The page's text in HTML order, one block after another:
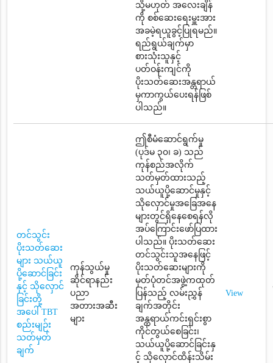
သို့မဟုတ် အလေးချိန်
ကို စစ်ဆေးရေးမှူးအား
အခမဲ့ရယူခွင့်ပြုရမည်။
ရည်ရွယ်ချက်မှာ
စားသုံးသူနှင့်
ပတ်ဝန်းကျင်ကို
ပိုးသတ်ဆေးအန္တရာယ်
မှကာကွယ်ပေးရန်ဖြစ်
ပါသည်။
တင်သွင်း
ပိုးသတ်ဆေး
များ သယ်ယူ
ပို့ဆောင်ခြင်း
နှင့် သိုလှောင်
ခြင်းတို့
အပေါ် TBT
စည်းမျဉ်း
သတ်မှတ်
ချက်
ကုန်သွယ်မှု
ဆိုင်ရာနည်း
ပညာ
အတားအဆီး
များ
ဤစီမံဆောင်ရွက်မှု
(ပုဒ်မ ၃၀၊ ခ) သည်
ကုန်စည်အလိုက်
သတ်မှတ်ထားသည့်
သယ်ယူပို့ဆောင်မှုနှင့်
သိုလှောင်မှုအခြေအနေ
များတွင်ရှိနေစေရန်လို
အပ်ကြောင်းဖော်ပြထား
ပါသည်။ ပိုးသတ်ဆေး
တင်သွင်းသူအနေဖြင့်
ပိုးသတ်ဆေးများကို
မှတ်ပုံတင်အဖွဲ့ကထုတ်
ပြန်သည့် လမ်းညွှန်
ချက်အတိုင်း
အန္တရာယ်ကင်းရှင်းစွာ
ကိုင်တွယ်စေခြင်း၊
သယ်ယူပို့ဆောင်ခြင်းနှ
င့် သိုလှောင်ထိန်းသိမ်း
View